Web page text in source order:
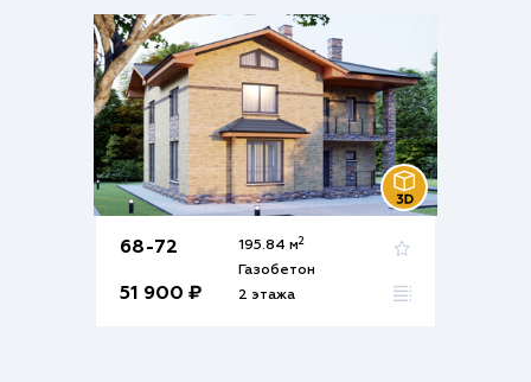
68-72
51 900 ₽
195.84 м2
Газобетон
2 этажа